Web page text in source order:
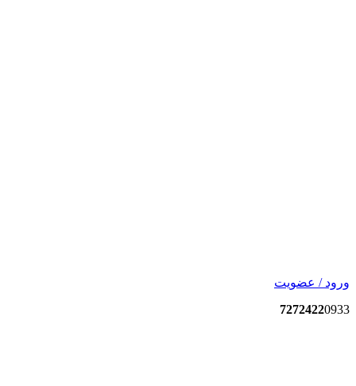
ورود / عضویت
72724220933